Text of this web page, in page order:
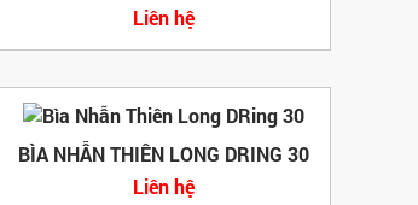
Liên hệ
BÌA NHẪN THIÊN LONG DRING 30
Liên hệ